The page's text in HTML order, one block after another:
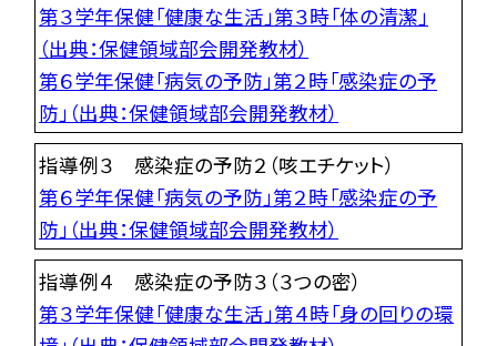
第３学年保健「健康な生活」第３時「体の清潔」
（出典：保健領域部会開発教材）
第６学年保健「病気の予防」第２時「感染症の予
防」（出典：保健領域部会開発教材）
指導例３ 感染症の予防２（咳エチケット）
第６学年保健「病気の予防」第２時「感染症の予
防」（出典：保健領域部会開発教材）
指導例４ 感染症の予防３（３つの密）
第３学年保健「健康な生活」第４時「身の回りの環